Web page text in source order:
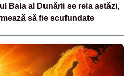
Bala al Dunării se reia astăzi,
să fie scufundate